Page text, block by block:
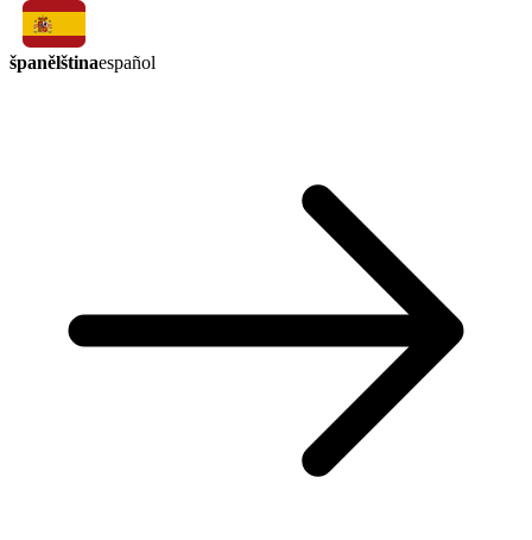
španělštinaespañol